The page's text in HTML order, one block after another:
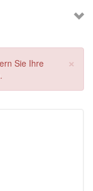
×
Sie Ihre